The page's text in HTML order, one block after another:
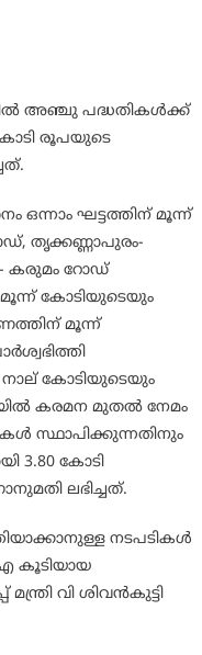
അഞ്ചു പദ്ധതികൾക്ക്
രൂപയുടെ
ഒന്നാം ഘട്ടത്തിന് മൂന്ന്
തൃക്കണ്ണാപുരം-
കരുമം റോഡ്
മൂന്ന് കോടിയുടെയും
മൂന്ന്
കോടിയുടെയും
കരമന മുതൽ നേമം
സ്ഥാപിക്കുന്നതിനും
3.80 കോടി
ലഭിച്ചത്.
നടപടികൾ
കൂടിയായ
വി ശിവൻകുട്ടി